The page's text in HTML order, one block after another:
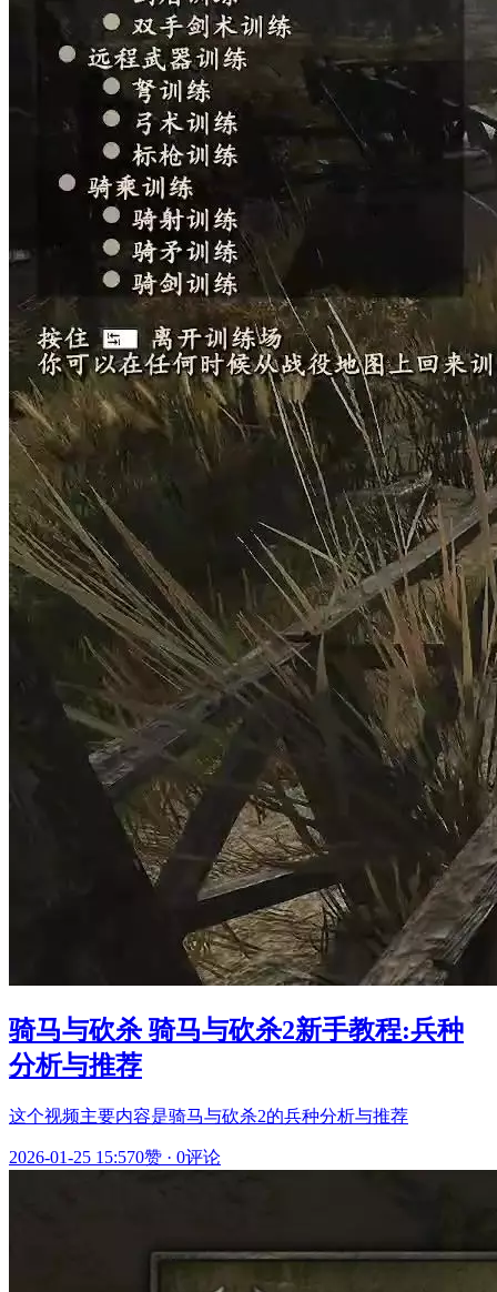
骑马与砍杀 骑马与砍杀2新手教程:兵种
分析与推荐
这个视频主要内容是骑马与砍杀2的兵种分析与推荐
2026-01-25 15:570赞 · 0评论